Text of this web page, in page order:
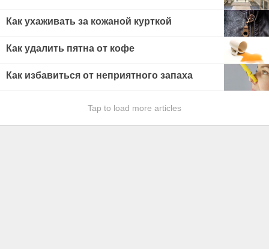
Как ухаживать за кожаной курткой
Как удалить пятна от кофе
Как избавиться от неприятного запаха
Tap to load more articles